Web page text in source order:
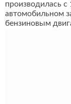
производилась
автомобильном
бензиновым